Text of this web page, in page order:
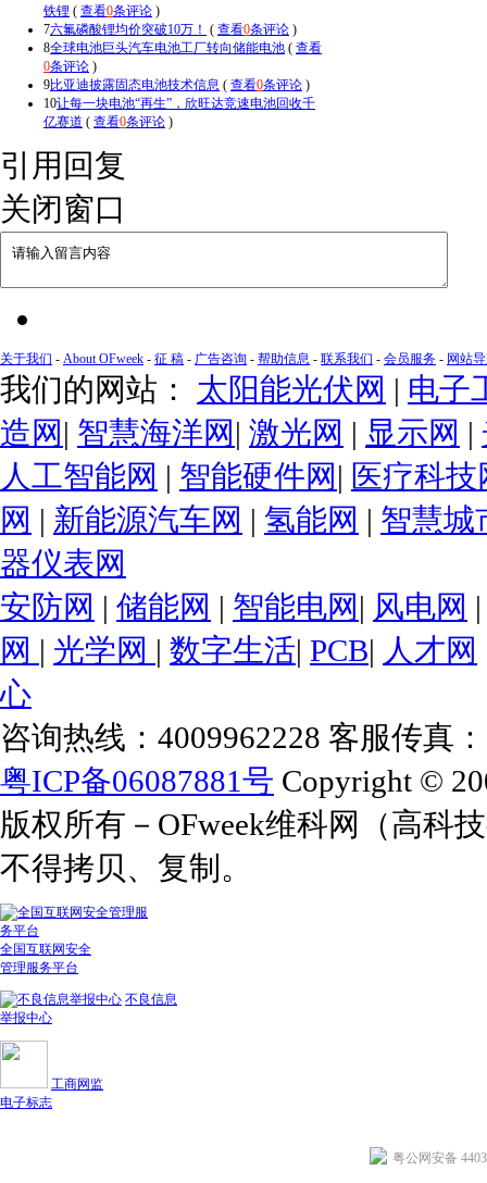
铁锂 ( 查看0条评论 )
7六氟磷酸锂均价突破10万！ ( 查看0条评论 )
8全球电池巨头汽车电池工厂转向储能电池 ( 查看
0条评论 )
9比亚迪披露固态电池技术信息 ( 查看0条评论 )
10让每一块电池“再生”，欣旺达竞速电池回收千
亿赛道 ( 查看0条评论 )
引用回复
关闭窗口
关于我们 - About OFweek - 征 稿 - 广告咨询 - 帮助信息 - 联系我们 - 会员服务 - 网站
我们的网站： 太阳能光伏网 | 电子
造网 | 智慧海洋网 | 激光网 | 显示网 |
人工智能网 | 智能硬件网 | 医疗科技
网 | 新能源汽车网 | 氢能网 | 智慧城
器仪表网
安防网 | 储能网 | 智能电网 | 风电网
网 | 光学网 | 数字生活| PCB| 人才网
心
咨询热线：4009962228 客服传真
粤ICP备06087881号 Copyright ©
版权所有－OFweek维科网（高科
不得拷贝、复制。
全国互联网安全
管理服务平台
不良信息
举报中心
工商网监
电子标志
粤公网安备